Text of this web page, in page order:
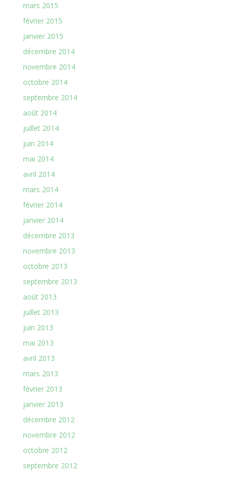
mars 2015
février 2015
janvier 2015
décembre 2014
novembre 2014
octobre 2014
septembre 2014
août 2014
juillet 2014
juin 2014
mai 2014
avril 2014
mars 2014
février 2014
janvier 2014
décembre 2013
novembre 2013
octobre 2013
septembre 2013
août 2013
juillet 2013
juin 2013
mai 2013
avril 2013
mars 2013
février 2013
janvier 2013
décembre 2012
novembre 2012
octobre 2012
septembre 2012